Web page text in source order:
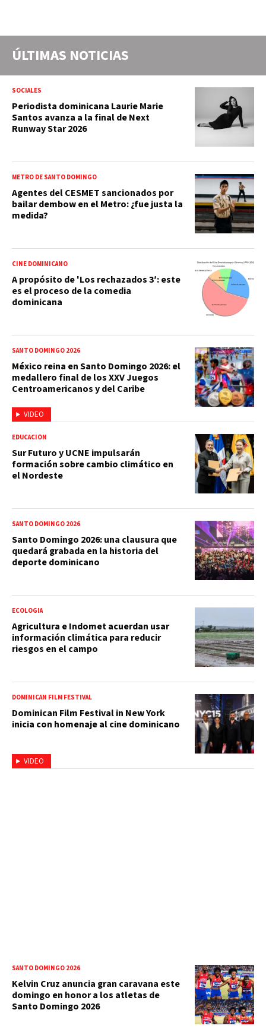
ÚLTIMAS NOTICIAS
SOCIALES
Periodista dominicana Laurie Marie
Santos avanza a la final de Next
Runway Star 2026
METRO DE SANTO DOMINGO
Agentes del CESMET sancionados por
bailar dembow en el Metro: ¿fue justa la
medida?
CINE DOMINICANO
A propósito de 'Los rechazados 3′: este
es el proceso de la comedia
dominicana
VIDEO
SANTO DOMINGO 2026
México reina en Santo Domingo 2026: el
medallero final de los XXV Juegos
Centroamericanos y del Caribe
EDUCACIÓN
Sur Futuro y UCNE impulsarán
formación sobre cambio climático en
el Nordeste
SANTO DOMINGO 2026
Santo Domingo 2026: una clausura que
quedará grabada en la historia del
deporte dominicano
ECOLOGIA
Agricultura e Indomet acuerdan usar
información climática para reducir
riesgos en el campo
VIDEO
DOMINICAN FILM FESTIVAL
Dominican Film Festival in New York
inicia con homenaje al cine dominicano
SANTO DOMINGO 2026
Kelvin Cruz anuncia gran caravana este
domingo en honor a los atletas de
Santo Domingo 2026